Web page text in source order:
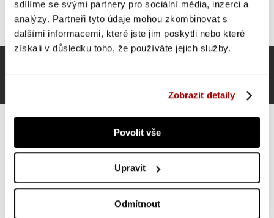
sdílíme se svými partnery pro sociální média, inzerci a
analýzy. Partneři tyto údaje mohou zkombinovat s
dalšími informacemi, které jste jim poskytli nebo které
získali v důsledku toho, že používáte jejich služby.
Zobrazit detaily
Povolit vše
Upravit
Odmítnout
Gorilla Sports Nylonový opasek s řetězem